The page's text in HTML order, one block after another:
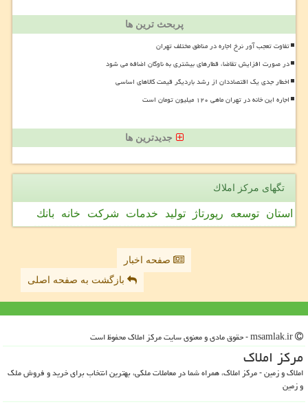
پربحث ترین ها
تفاوت تعجب آور نرخ اجاره در مناطق مختلف تهران
در صورت افزایش تقاضا، قطارهای بیشتری به ناوگان اضافه می شود
اخطار جدی یک اقتصاددان از رشد باردیگر قیمت کالاهای اساسی
اجاره این خانه در تهران ماهی ۱۲۰ میلیون تومان است
جدیدترین ها
تگهای مركز املاك
استان توسعه رپورتاژ تولید خدمات شركت خانه بانك
صفحه اخبار
بازگشت به صفحه اصلی
مركز املاك
املاک و زمین - مرکز املاک، همراه شما در معاملات ملکی، بهترین انتخاب برای خرید و فروش ملک
و زمین